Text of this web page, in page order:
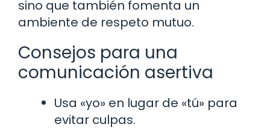
sino que también fomenta un
ambiente de respeto mutuo.
Consejos para una
comunicación asertiva
Usa «yo» en lugar de «tú» para
evitar culpas.